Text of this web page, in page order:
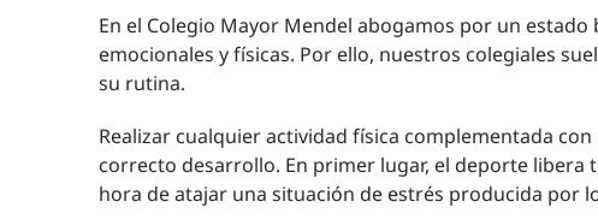
En el Colegio Mayor Mendel abogamos por un
emocionales y físicas. Por ello, nuestros colegiales
su rutina.
Realizar cualquier actividad física complementada
correcto desarrollo. En primer lugar, el deporte libera
hora de atajar una situación de estrés producida por